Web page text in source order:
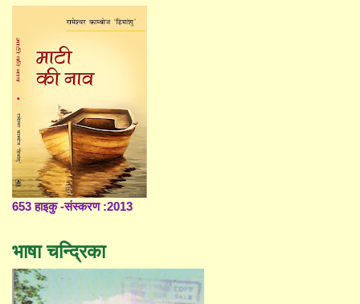
653 हाइकु -संस्करण :2013
भाषा चन्द्रिका